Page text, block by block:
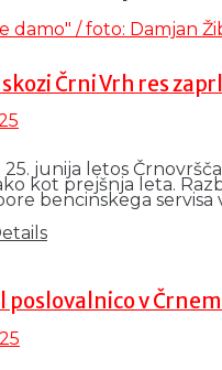
Črni Vrh res
junija letos
kot prejšnja leta.
bencinskega servisa
poslovalnico v